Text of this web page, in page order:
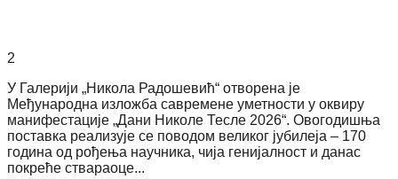
2
У Галерији „Никола Радошевић“ отворена је
Међународна изложба савремене уметности у оквиру
манифестације „Дани Николе Тесле 2026“. Овогодишња
поставка реализује се поводом великог јубилеја – 170
година од рођења научника, чија генијалност и данас
покреће ствараоце...